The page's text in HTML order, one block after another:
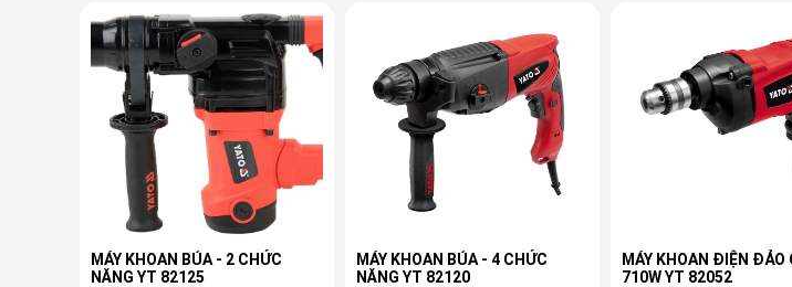
MÁY KHOAN BÚA - 2 CHỨC
NĂNG YT 82125
MÁY KHOAN BÚA - 4 CHỨC
NĂNG YT 82120
MÁY KHOAN ĐIỆN ĐẢO
710W YT 82052